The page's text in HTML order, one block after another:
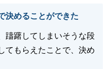
る
決めることができた
躊躇してしまいそうな段
てもらえたことで、決め